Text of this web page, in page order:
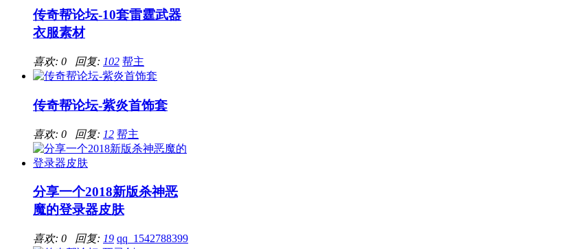
传奇帮论坛-10套雷霆武器
衣服素材
喜欢: 0 回复: 102 帮主
传奇帮论坛-紫炎首饰套
喜欢: 0 回复: 12 帮主
分享一个2018新版杀神恶
魔的登录器皮肤
喜欢: 0 回复: 19 qq_1542788399